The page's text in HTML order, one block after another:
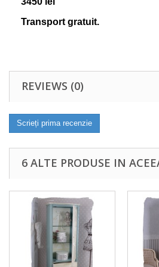
Transport gratuit.
REVIEWS (0)
Scrieți prima recenzie
6 ALTE PRODUSE IN